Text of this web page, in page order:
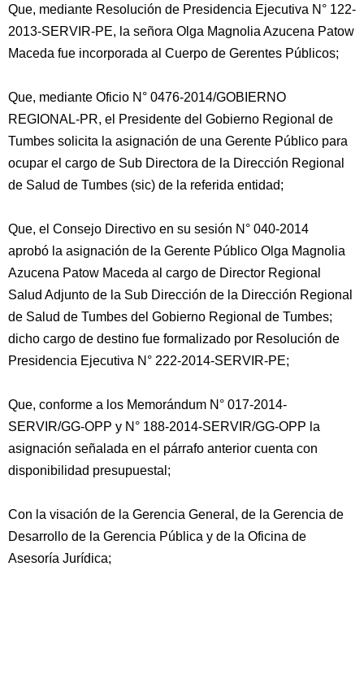
Que, mediante Resolución de Presidencia Ejecutiva N° 122-
2013-SERVIR-PE, la señora Olga Magnolia Azucena Patow
Maceda fue incorporada al Cuerpo de Gerentes Públicos;
Que, mediante Oficio N° 0476-2014/GOBIERNO
REGIONAL-PR, el Presidente del Gobierno Regional de
Tumbes solicita la asignación de una Gerente Público para
ocupar el cargo de Sub Directora de la Dirección Regional
de Salud de Tumbes (sic) de la referida entidad;
Que, el Consejo Directivo en su sesión N° 040-2014
aprobó la asignación de la Gerente Público Olga Magnolia
Azucena Patow Maceda al cargo de Director Regional
Salud Adjunto de la Sub Dirección de la Dirección Regional
de Salud de Tumbes del Gobierno Regional de Tumbes;
dicho cargo de destino fue formalizado por Resolución de
Presidencia Ejecutiva N° 222-2014-SERVIR-PE;
Que, conforme a los Memorándum N° 017-2014-
SERVIR/GG-OPP y N° 188-2014-SERVIR/GG-OPP la
asignación señalada en el párrafo anterior cuenta con
disponibilidad presupuestal;
Con la visación de la Gerencia General, de la Gerencia de
Desarrollo de la Gerencia Pública y de la Oficina de
Asesoría Jurídica;